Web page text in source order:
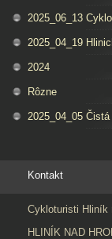
2025_06_13
2025_04_19
2024
Rôzne
2025_04_05
Kontakt
Cykloturisti Hliník
HLINÍK NAD